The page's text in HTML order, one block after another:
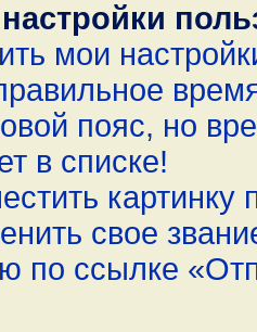
мои
пояс, но
в списке!
свое
по ссылке